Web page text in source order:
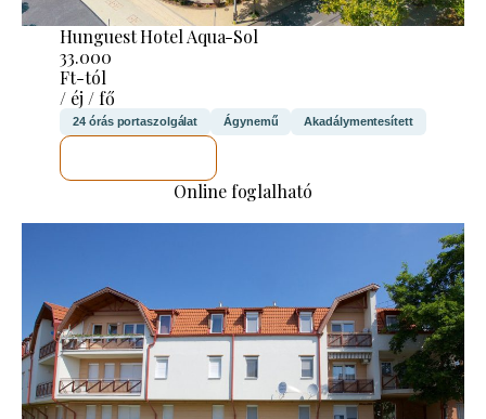
Hunguest Hotel Aqua-Sol
33.000
Ft-tól
/ éj / fő
24 órás portaszolgálat Ágynemű Akadálymentesített
Online foglalható